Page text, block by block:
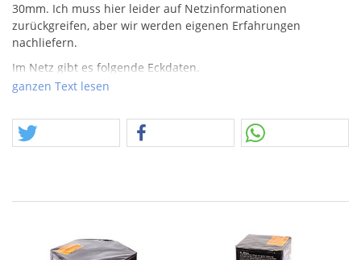
30mm. Ich muss hier leider auf Netzinformationen
zurückgreifen, aber wir werden eigenen Erfahrungen
nachliefern.
Im Netz gibt es folgende Eckdaten.
- Palmen
- Chrysanthemen
- Crackling
- bunte Dahlien,
- gute Zerlegung, lange Standzeiten und kräftige Farben.
Wer sich hier an die Geschichte der Firma in unserem Kontext
ganzen Text lesen